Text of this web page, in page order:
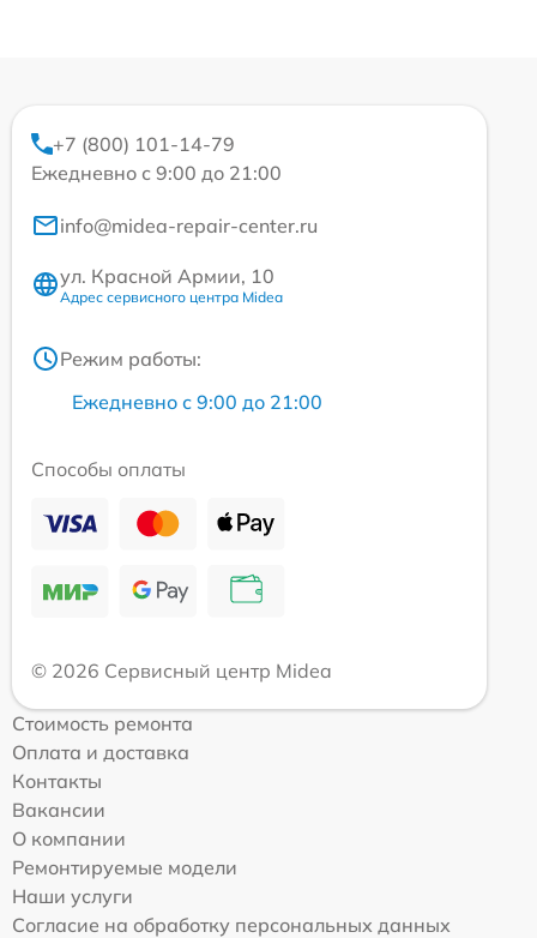
+7 (800) 101-14-79
Ежедневно с 9:00 до 21:00
info@midea-repair-center.ru
ул. Красной Армии, 10
Адрес сервисного центра Midea
Режим работы:
Ежедневно с 9:00 до 21:00
Способы оплаты
© 2026 Сервисный центр Midea
Стоимость ремонта
Оплата и доставка
Контакты
Вакансии
О компании
Ремонтируемые модели
Наши услуги
Согласие на обработку персональных данных